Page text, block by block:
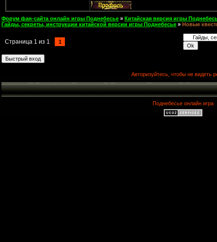
Форум фан-сайта онлайн игры Поднебесье » Китайская версия игры
Гайды, секреты, инструкции китайской версии игры Поднебесье » Новые
Страница 1 из 1 1
Авторизуйтесь, чтобы не видеть
Поднебесье онлайн игра